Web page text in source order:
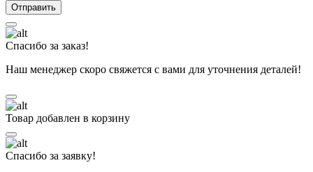
Спасибо за заказ!
Наш менеджер скоро свяжется с вами для уточнения деталей!
Товар добавлен в корзину
Спасибо за заявку!